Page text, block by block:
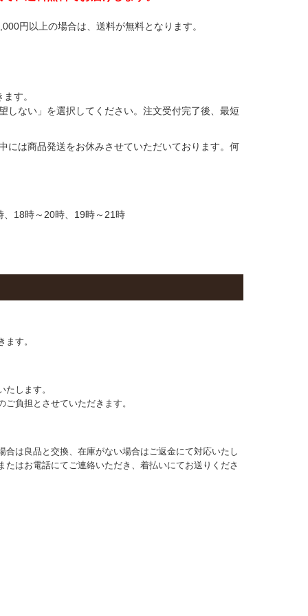
円以上の場合は、送料が無料となります。
す。
しない」を選択してください。注文受付完了後、最短
には商品発送をお休みさせていただいております。何
18時～20時、19時～21時
ます。
たします。
ご負担とさせていただきます。
合は良品と交換、在庫がない場合はご返金にて対応いたし
たはお電話にてご連絡いただき、着払いにてお送りくださ